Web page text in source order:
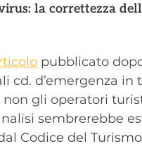
la correttezza
pubblicato
cd. d’emergenza
gli operatori
sembrerebbe
Codice del